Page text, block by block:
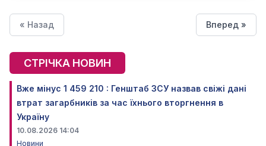
« Назад Вперед »
СТРІЧКА НОВИН
Вже мінус 1 459 210 : Генштаб ЗСУ назвав свіжі дані
втрат загарбників за час їхнього вторгнення в
Україну
10.08.2026 14:04
Новини